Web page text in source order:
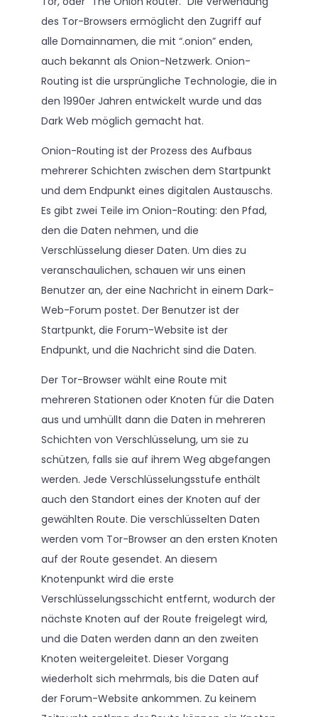
des Tor-Browsers ermöglicht den Zugriff auf
alle Domainnamen, die mit “.onion” enden,
auch bekannt als Onion-Netzwerk. Onion-
Routing ist die ursprüngliche Technologie, die in
den 1990er Jahren entwickelt wurde und das
Dark Web möglich gemacht hat.
Onion-Routing ist der Prozess des Aufbaus
mehrerer Schichten zwischen dem Startpunkt
und dem Endpunkt eines digitalen Austauschs.
Es gibt zwei Teile im Onion-Routing: den Pfad,
den die Daten nehmen, und die
Verschlüsselung dieser Daten. Um dies zu
veranschaulichen, schauen wir uns einen
Benutzer an, der eine Nachricht in einem Dark-
Web-Forum postet. Der Benutzer ist der
Startpunkt, die Forum-Website ist der
Endpunkt, und die Nachricht sind die Daten.
Der Tor-Browser wählt eine Route mit
mehreren Stationen oder Knoten für die Daten
aus und umhüllt dann die Daten in mehreren
Schichten von Verschlüsselung, um sie zu
schützen, falls sie auf ihrem Weg abgefangen
werden. Jede Verschlüsselungsstufe enthält
auch den Standort eines der Knoten auf der
gewählten Route. Die verschlüsselten Daten
werden vom Tor-Browser an den ersten Knoten
auf der Route gesendet. An diesem
Knotenpunkt wird die erste
Verschlüsselungsschicht entfernt, wodurch der
nächste Knoten auf der Route freigelegt wird,
und die Daten werden dann an den zweiten
Knoten weitergeleitet. Dieser Vorgang
wiederholt sich mehrmals, bis die Daten auf
der Forum-Website ankommen. Zu keinem